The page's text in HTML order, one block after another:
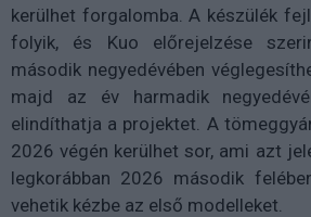
kerülhet forgalomba. A készülék
folyik, és Kuo előrejelzése
második negyedévében
majd az év harmadik
elindíthatja a projektet. A
2026 végén kerülhet sor, ami azt
legkorábban 2026 második
vehetik kézbe az első modelleket.